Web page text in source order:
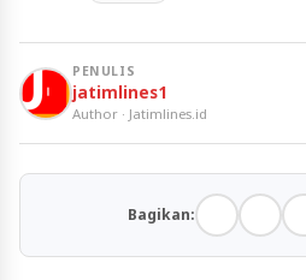
PENULIS
jatimlines1
Author · Jatimlines.id
Bagikan: